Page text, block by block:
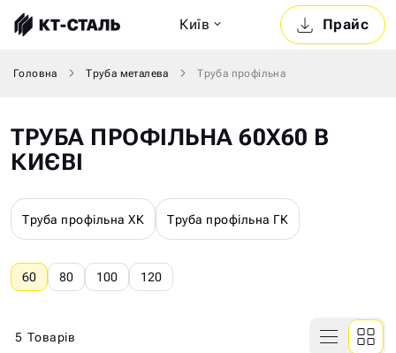
Прайс
Київ
Головна Труба металева Труба профільна
ТРУБА ПРОФІЛЬНА 60Х60 В
КИЄВІ
Труба профільна ХК Труба профільна ГК
60 80 100 120
5 Товарів